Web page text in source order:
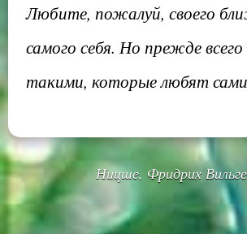
Любите, пожалуй, своего
самого себя. Но прежде
такими, которые любят
Ницше, Фридрих